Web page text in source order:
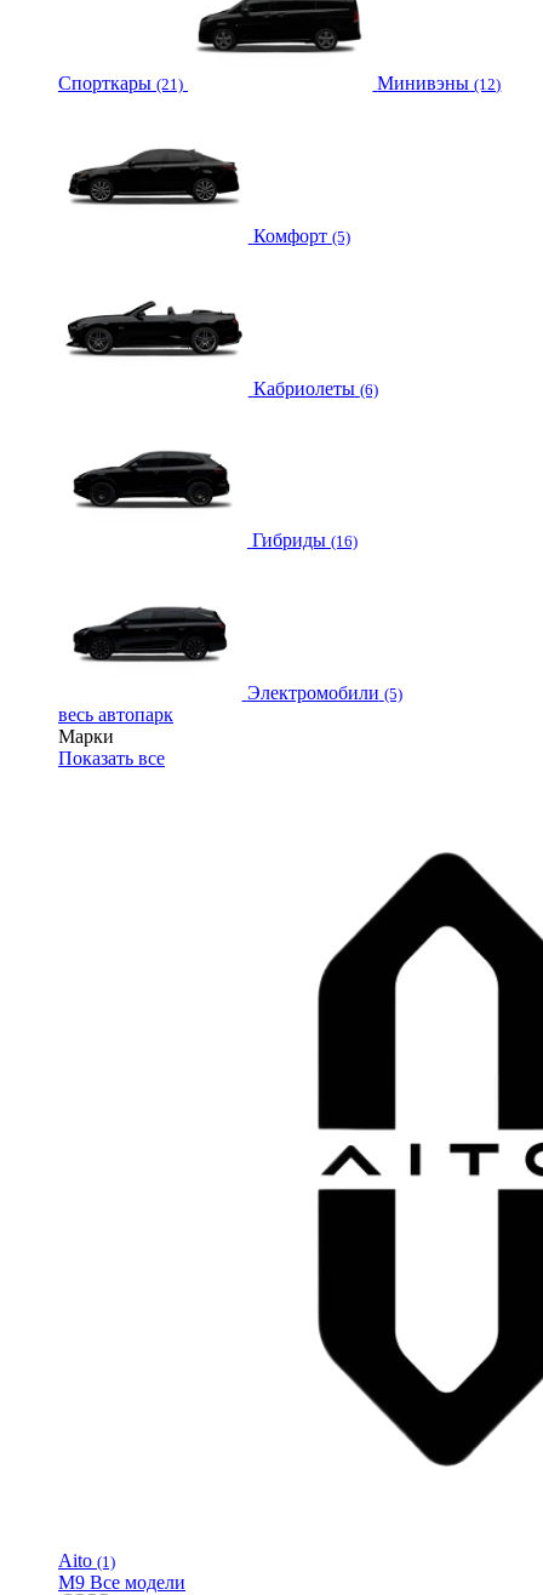
Спорткары (21) Минивэны (12)
Комфорт (5)
Кабриолеты (6)
Гибриды (16)
Электромобили (5)
весь автопарк
Марки
Показать все
Aito (1)
M9 Все модели